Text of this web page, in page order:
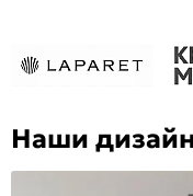
Наши